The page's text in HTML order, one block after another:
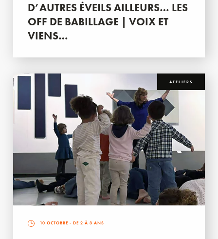
D’AUTRES ÉVEILS AILLEURS… LES
OFF DE BABILLAGE | VOIX ET
VIENS…
ATELIERS
10 OCTOBRE - DE 2 À 3 ANS